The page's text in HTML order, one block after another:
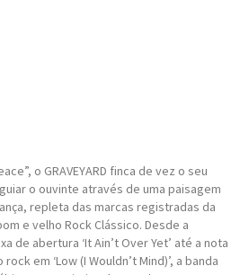
o GRAVEYARD finca de vez o seu
o ouvinte através de uma paisagem
repleta das marcas registradas da
e velho Rock Clássico. Desde a
de abertura ‘It Ain’t Over Yet’ até a nota
em ‘Low (I Wouldn’t Mind)’, a banda